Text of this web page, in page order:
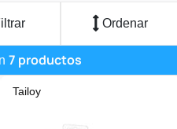
Ordenar
7 productos
Tailoy